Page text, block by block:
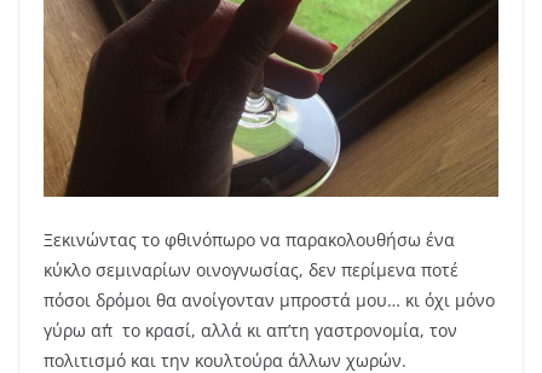
Ξεκινώντας το φθινόπωρο να παρακολουθήσω ένα
κύκλο σεμιναρίων οινογνωσίας, δεν περίμενα ποτέ
πόσοι δρόμοι θα ανοίγονταν μπροστά μου… κι όχι μόνο
γύρω απ΄το κρασί, αλλά κι απ’τη γαστρονομία, τον
πολιτισμό και την κουλτούρα άλλων χωρών.